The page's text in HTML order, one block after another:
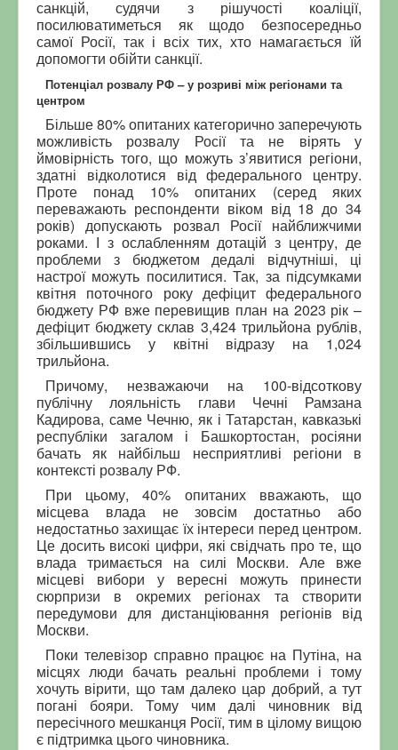
санкцій, судячи з рішучості коаліції,
посилюватиметься як щодо безпосередньо
самої Росії, так і всіх тих, хто намагається їй
допомогти обійти санкції.
Потенціал розвалу РФ – у розриві між регіонами та
центром
Більше 80% опитаних категорично заперечують
можливість розвалу Росії та не вірять у
ймовірність того, що можуть з’явитися регіони,
здатні відколотися від федерального центру.
Проте понад 10% опитаних (серед яких
переважають респонденти віком від 18 до 34
років) допускають розвал Росії найближчими
роками. І з ослабленням дотацій з центру, де
проблеми з бюджетом дедалі відчутніші, ці
настрої можуть посилитися. Так, за підсумками
квітня поточного року дефіцит федерального
бюджету РФ вже перевищив план на 2023 рік –
дефіцит бюджету склав 3,424 трильйона рублів,
збільшившись у квітні відразу на 1,024
трильйона.
Причому, незважаючи на 100-відсоткову
публічну лояльність глави Чечні Рамзана
Кадирова, саме Чечню, як і Татарстан, кавказькі
республіки загалом і Башкортостан, росіяни
бачать як найбільш несприятливі регіони в
контексті розвалу РФ.
При цьому, 40% опитаних вважають, що
місцева влада не зовсім достатньо або
недостатньо захищає їх інтереси перед центром.
Це досить високі цифри, які свідчать про те, що
влада тримається на силі Москви. Але вже
місцеві вибори у вересні можуть принести
сюрпризи в окремих регіонах та створити
передумови для дистанціювання регіонів від
Москви.
Поки телевізор справно працює на Путіна, на
місцях люди бачать реальні проблеми і тому
хочуть вірити, що там далеко цар добрий, а тут
погані бояри. Тому чим далі чиновник від
пересічного мешканця Росії, тим в цілому вищою
є підтримка цього чиновника.